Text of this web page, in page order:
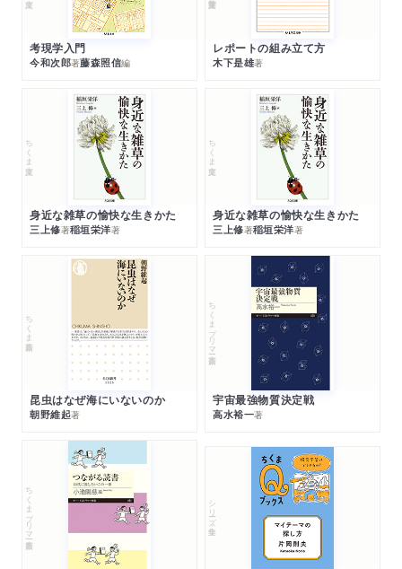
考現学入門
今和次郎著藤森照信編
レポートの組み立て方
木下是雄著
ちくま文庫
身近な雑草の愉快な生きかた
三上修著稲垣栄洋著
ちくま文庫
身近な雑草の愉快な生きかた
三上修著稲垣栄洋著
ちくま新書
昆虫はなぜ海にいないのか
朝野維起著
ちくまプリマー新書
宇宙最強物質決定戦
高水裕一著
ちくまプリマー新書 シリーズ・全集